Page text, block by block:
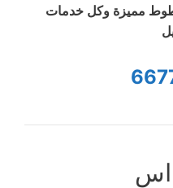
مميزة وكل خدمات